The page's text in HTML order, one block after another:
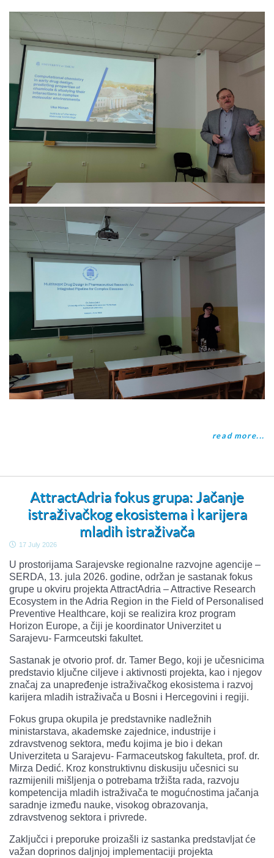
read more...
AttractAdria fokus grupa: Jačanje
istraživačkog ekosistema i karijera
mladih istraživača
17 July 2026
U prostorijama Sarajevske regionalne razvojne agencije –
SERDA, 13. jula 2026. godine, održan je sastanak fokus
grupe u okviru projekta AttractAdria – Attractive Research
Ecosystem in the Adria Region in the Field of Personalised
Preventive Healthcare, koji se realizira kroz program
Horizon Europe, a čiji je koordinator Univerzitet u
Sarajevu- Farmceutski fakultet.
Sastanak je otvorio prof. dr. Tamer Bego, koji je učesnicima
predstavio ključne ciljeve i aktivnosti projekta, kao i njegov
značaj za unapređenje istraživačkog ekosistema i razvoj
karijera mladih istraživača u Bosni i Hercegovini i regiji.
Fokus grupa okupila je predstavnike nadležnih
ministarstava, akademske zajednice, industrije i
zdravstvenog sektora, među kojima je bio i dekan
Univerziteta u Sarajevu- Farmaceutskog fakulteta, prof. dr.
Mirza Dedić. Kroz konstruktivnu diskusiju učesnici su
razmijenili mišljenja o potrebama tržišta rada, razvoju
kompetencija mladih istraživača te mogućnostima jačanja
saradnje između nauke, visokog obrazovanja,
zdravstvenog sektora i privrede.
Zaključci i preporuke proizašli iz sastanka predstavljat će
važan doprinos daljnjoj implementaciji projekta